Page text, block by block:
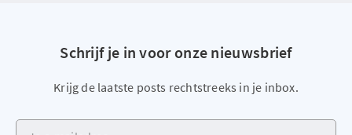
Schrijf je in voor onze nieuwsbrief
Krijg de laatste posts rechtstreeks in je inbox.
Je e-mailadres